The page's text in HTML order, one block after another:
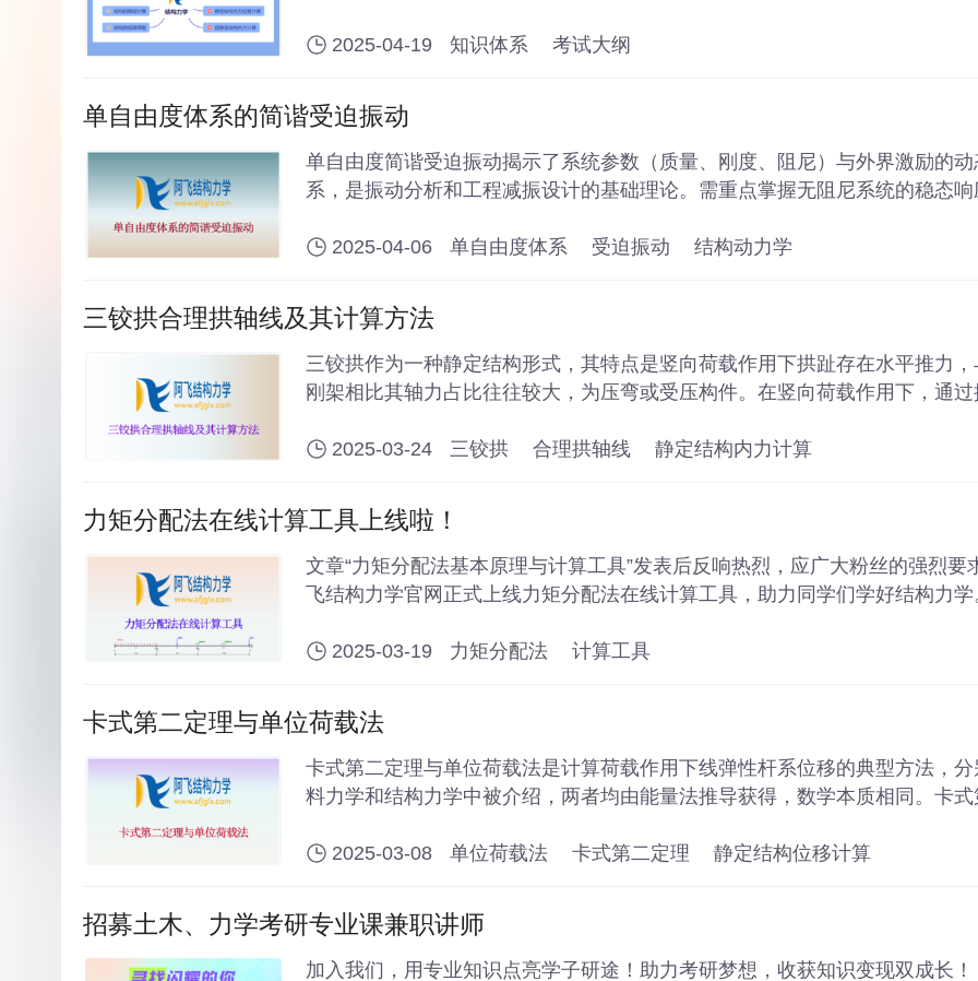
2025-04-19 知识体系 考试大纲
单自由度体系的简谐受迫振动
单自由度简谐受迫振动揭示了系统参数（质量、刚度、阻尼）与外界激励的动
系，是振动分析和工程减振设计的基础理论。需重点掌握无阻尼系统的稳态
2025-04-06
单自由度体系 受迫振动 结构动力学
三铰拱合理拱轴线及其计算方法
三铰拱作为一种静定结构形式，其特点是竖向荷载作用下拱趾存在水平推力
刚架相比其轴力占比往往较大，为压弯或受压构件。在竖向荷载作用下，通
2025-03-24
三铰拱 合理拱轴线 静定结构内力计算
力矩分配法在线计算工具上线啦！
文章“力矩分配法基本原理与计算工具”发表后反响热烈，应广大粉丝的强烈要
飞结构力学官网正式上线力矩分配法在线计算工具，助力同学们学好结构力学
2025-03-19 力矩分配法 计算工具
卡式第二定理与单位荷载法
卡式第二定理与单位荷载法是计算荷载作用下线弹性杆系位移的典型方法，
料力学和结构力学中被介绍，两者均由能量法推导获得，数学本质相同。卡
2025-03-08
单位荷载法 卡式第二定理 静定结构位移计算
招募土木、力学考研专业课兼职讲师
加入我们，用专业知识点亮学子研途！助力考研梦想，收获知识变现双成长！